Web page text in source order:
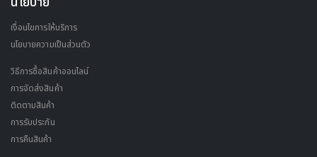
เงื่อนไขการให้บริการ
นโยบายความเป็นส่วนตัว
วิธีการซื้อสินค้าออนไลน์
การจัดส่งสินค้า
ติดตามสินค้า
การรับประกัน
การคืนสินค้า